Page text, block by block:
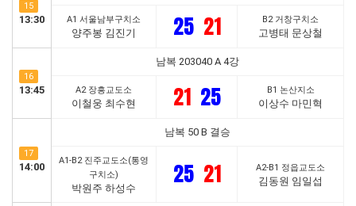
15
13:30 A1 서울남부구치소
양주봉 김진기 25 21 B2 거창구치소
고병태 문상철
16
13:45
남복 203040 A 4강
A2 장흥교도소
이철웅 최수현 21 25 B1 논산지소
이상수 마민혁
17
14:00
남복 50 B 결승
A1-B2 진주교도소(통영
구치소)
박원주 하성수 25 21 A2-B1 정읍교도소
김동원 임일섭